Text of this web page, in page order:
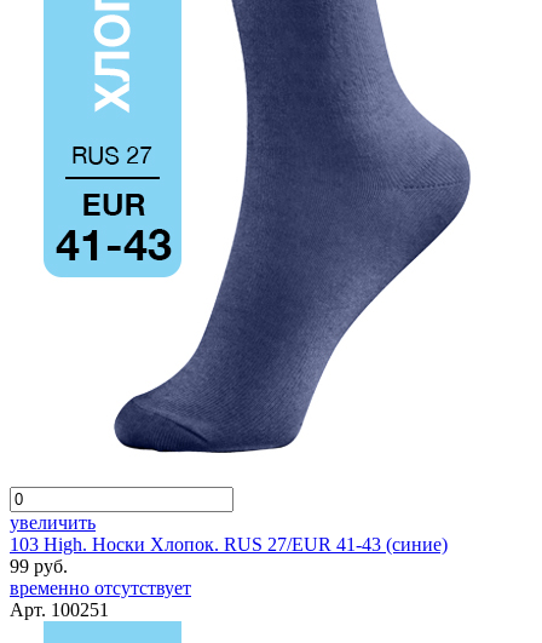
увеличить
103 High. Носки Хлопок. RUS 27/EUR 41-43 (синие)
99 руб.
временно отсутствует
Арт. 100251